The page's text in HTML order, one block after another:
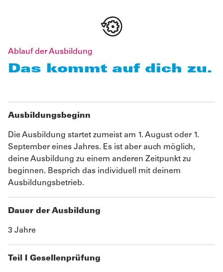
Ablauf der Ausbildung
Das kommt auf dich zu.
Ausbildungsbeginn
Die Ausbildung startet zumeist am 1. August oder 1.
September eines Jahres. Es ist aber auch möglich,
deine Ausbildung zu einem anderen Zeitpunkt zu
beginnen. Besprich das individuell mit deinem
Ausbildungsbetrieb.
Dauer der Ausbildung
3 Jahre
Teil I Gesellenprüfung